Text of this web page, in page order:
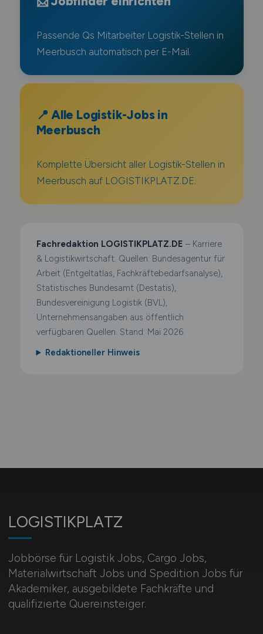
Passende Qs Mitarbeiter Logistik-Stellen in
Meerbusch automatisch per E-Mail.
📍 Alle Logistik-Jobs in
Meerbusch
Komplette Übersicht aller Logistik-Stellen in
Meerbusch auf LOGISTIKPLATZ.DE.
Fachredaktion LOGISTIKPLATZ.DE – Karriere
& Logistikwirtschaft. Quellen: Bundesagentur für
Arbeit (Entgeltatlas, Fachkräftebedarfsanalyse),
Statistisches Bundesamt (Destatis),
Bundesvereinigung Logistik (BVL),
Unternehmensangaben aus öffentlich
verfügbaren Quellen. Stand: Mai 2026.
Redaktioneller Hinweis
LOGISTIKPLATZ
Jobbörse für Logistik Jobs, Cargo Jobs,
Materialwirtschaft Jobs und Spedition Jobs für
Akademiker, ausgebildete Fachkräfte und
qualifizierte Quereinsteiger.